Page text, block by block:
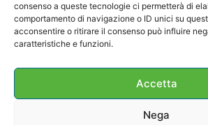
consenso a queste tecnologie ci permetterà di
comportamento di navigazione o ID unici su
acconsentire o ritirare il consenso può influire
caratteristiche e funzioni.
Accetta
Nega
PROGETTI
FAQ’S
VOLTURA CONTATORI